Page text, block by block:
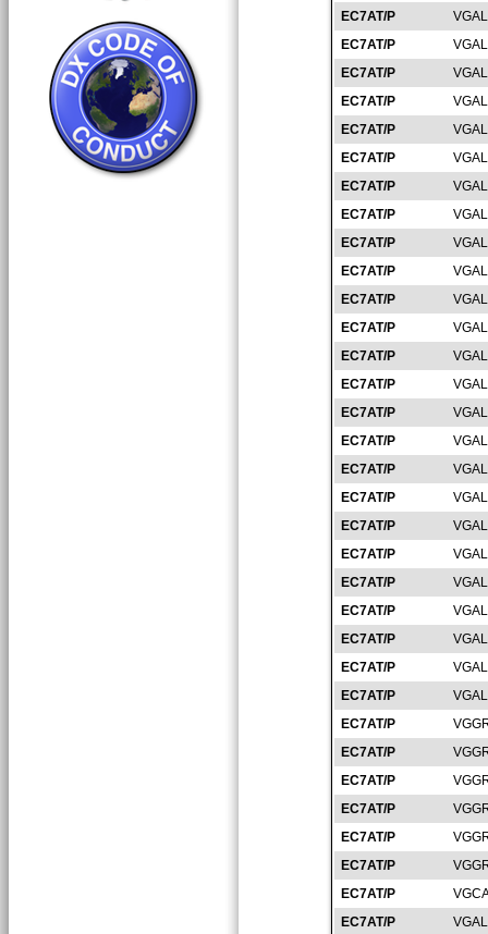
EC7AT/P
EC7AT/P
EC7AT/P
EC7AT/P
EC7AT/P
EC7AT/P
EC7AT/P
EC7AT/P
EC7AT/P
EC7AT/P
EC7AT/P
EC7AT/P
EC7AT/P
EC7AT/P
EC7AT/P
EC7AT/P
EC7AT/P
EC7AT/P
EC7AT/P
EC7AT/P
EC7AT/P
EC7AT/P
EC7AT/P
EC7AT/P
EC7AT/P
EC7AT/P
EC7AT/P
EC7AT/P
EC7AT/P
EC7AT/P
EC7AT/P
EC7AT/P
EC7AT/P